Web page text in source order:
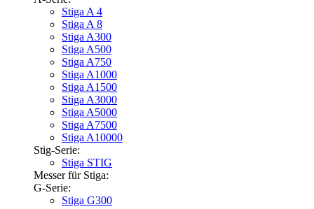
Stiga A 4
Stiga A 8
Stiga A300
Stiga A500
Stiga A750
Stiga A1000
Stiga A1500
Stiga A3000
Stiga A5000
Stiga A7500
Stiga A10000
Stig-Serie:
Stiga STIG
Messer für Stiga:
G-Serie:
Stiga G300